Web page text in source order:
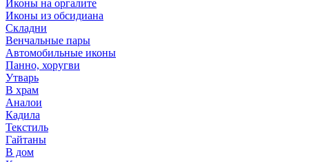
Иконы на оргалите
Иконы из обсидиана
Складни
Венчальные пары
Автомобильные иконы
Панно, хоругви
Утварь
В храм
Аналои
Кадила
Текстиль
Гайтаны
В дом